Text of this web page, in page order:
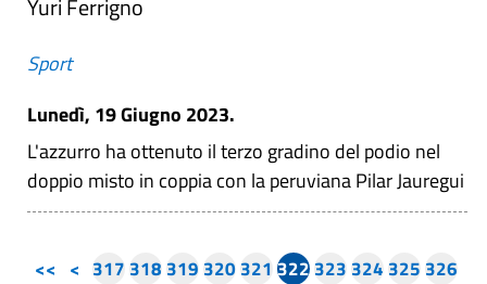
Yuri Ferrigno
Sport
Lunedì, 19 Giugno 2023.
L'azzurro ha ottenuto il terzo gradino del podio nel
doppio misto in coppia con la peruviana Pilar Jauregui
<< < 317 318 319 320 321 322 323 324 325 326